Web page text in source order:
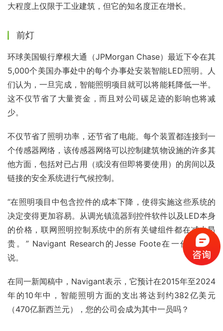
大程度上仅限于工业建筑，但它的知名度正在增长。
前灯
环球美国银行摩根大通（JPMorgan Chase）最近下令在其
5,000个美国办事处中的每个办事处安装智能LED照明。人
们认为，一旦完成，智能照明项目就可以将能耗降低一半。
这不仅节省了大量资金，而且对公司碳足迹的影响也将减
少。
不仅节省了照明功率，还节省了电能。每个装置都连接到一
个传感器网络，该传感器网络可以控制建筑物设施的许多其
他方面，包括对已占用（或没有但即将要使用）的房间以及
链接的安全系统进行气候控制。
“在照明项目中包含控件的成本下降，使得实施这些系统的
决定变得更加容易。从调光镇流器到控件软件以及LED本身
的价格，联网照明控制系统中的所有关键组件都在减少昂
贵。” Navigant Research的Jesse Foote在一份声明中
说。
在同一新闻稿中，Navigant表示，它预计在2015年至2024
年的10年中，智能照明方面的支出将达到约382亿美元
（470亿新西兰元），您的公司会成为其中一员吗？